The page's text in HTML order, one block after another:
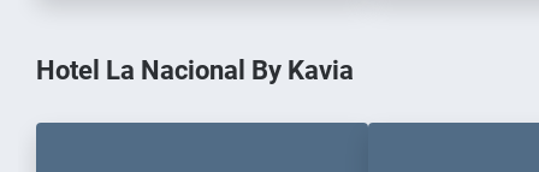
Hotel La Nacional By Kavia